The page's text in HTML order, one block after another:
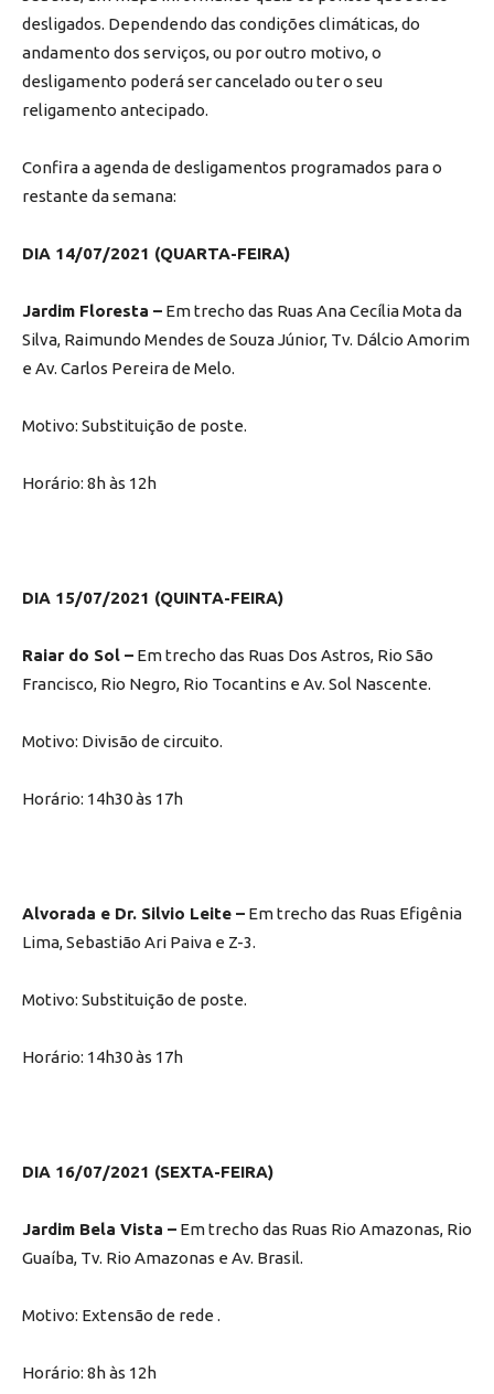
desligados. Dependendo das condições climáticas, do
andamento dos serviços, ou por outro motivo, o
desligamento poderá ser cancelado ou ter o seu
religamento antecipado.
Confira a agenda de desligamentos programados para o
restante da semana:
DIA 14/07/2021 (QUARTA-FEIRA)
Jardim Floresta – Em trecho das Ruas Ana Cecília Mota da
Silva, Raimundo Mendes de Souza Júnior, Tv. Dálcio Amorim
e Av. Carlos Pereira de Melo.
Motivo: Substituição de poste.
Horário: 8h às 12h
DIA 15/07/2021 (QUINTA-FEIRA)
Raiar do Sol – Em trecho das Ruas Dos Astros, Rio São
Francisco, Rio Negro, Rio Tocantins e Av. Sol Nascente.
Motivo: Divisão de circuito.
Horário: 14h30 às 17h
Alvorada e Dr. Silvio Leite – Em trecho das Ruas Efigênia
Lima, Sebastião Ari Paiva e Z-3.
Motivo: Substituição de poste.
Horário: 14h30 às 17h
DIA 16/07/2021 (SEXTA-FEIRA)
Jardim Bela Vista – Em trecho das Ruas Rio Amazonas, Rio
Guaíba, Tv. Rio Amazonas e Av. Brasil.
Motivo: Extensão de rede .
Horário: 8h às 12h